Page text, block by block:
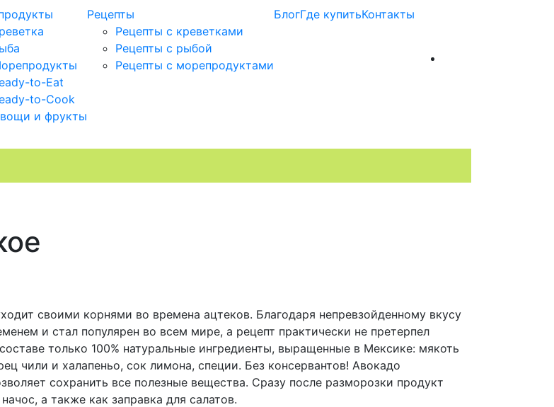
to-Eat
to-Cook
и фрукты
Рецепты
Рецепты c креветками
Рецепты с рыбой
Рецепты с морепродуктами
БлогГде купитьКонтакты
своими корнями во времена ацтеков. Благодаря непревзойденному вкусу
и стал популярен во всем мире, а рецепт практически не претерпел
только 100% натуральные ингредиенты, выращенные в Мексике: мякоть
чили и халапеньо, сок лимона, специи. Без консервантов! Авокадо
сохранить все полезные вещества. Сразу после разморозки продукт
а также как заправка для салатов.